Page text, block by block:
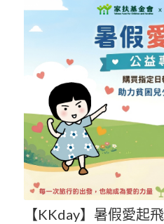
【KKday】暑假愛起飛